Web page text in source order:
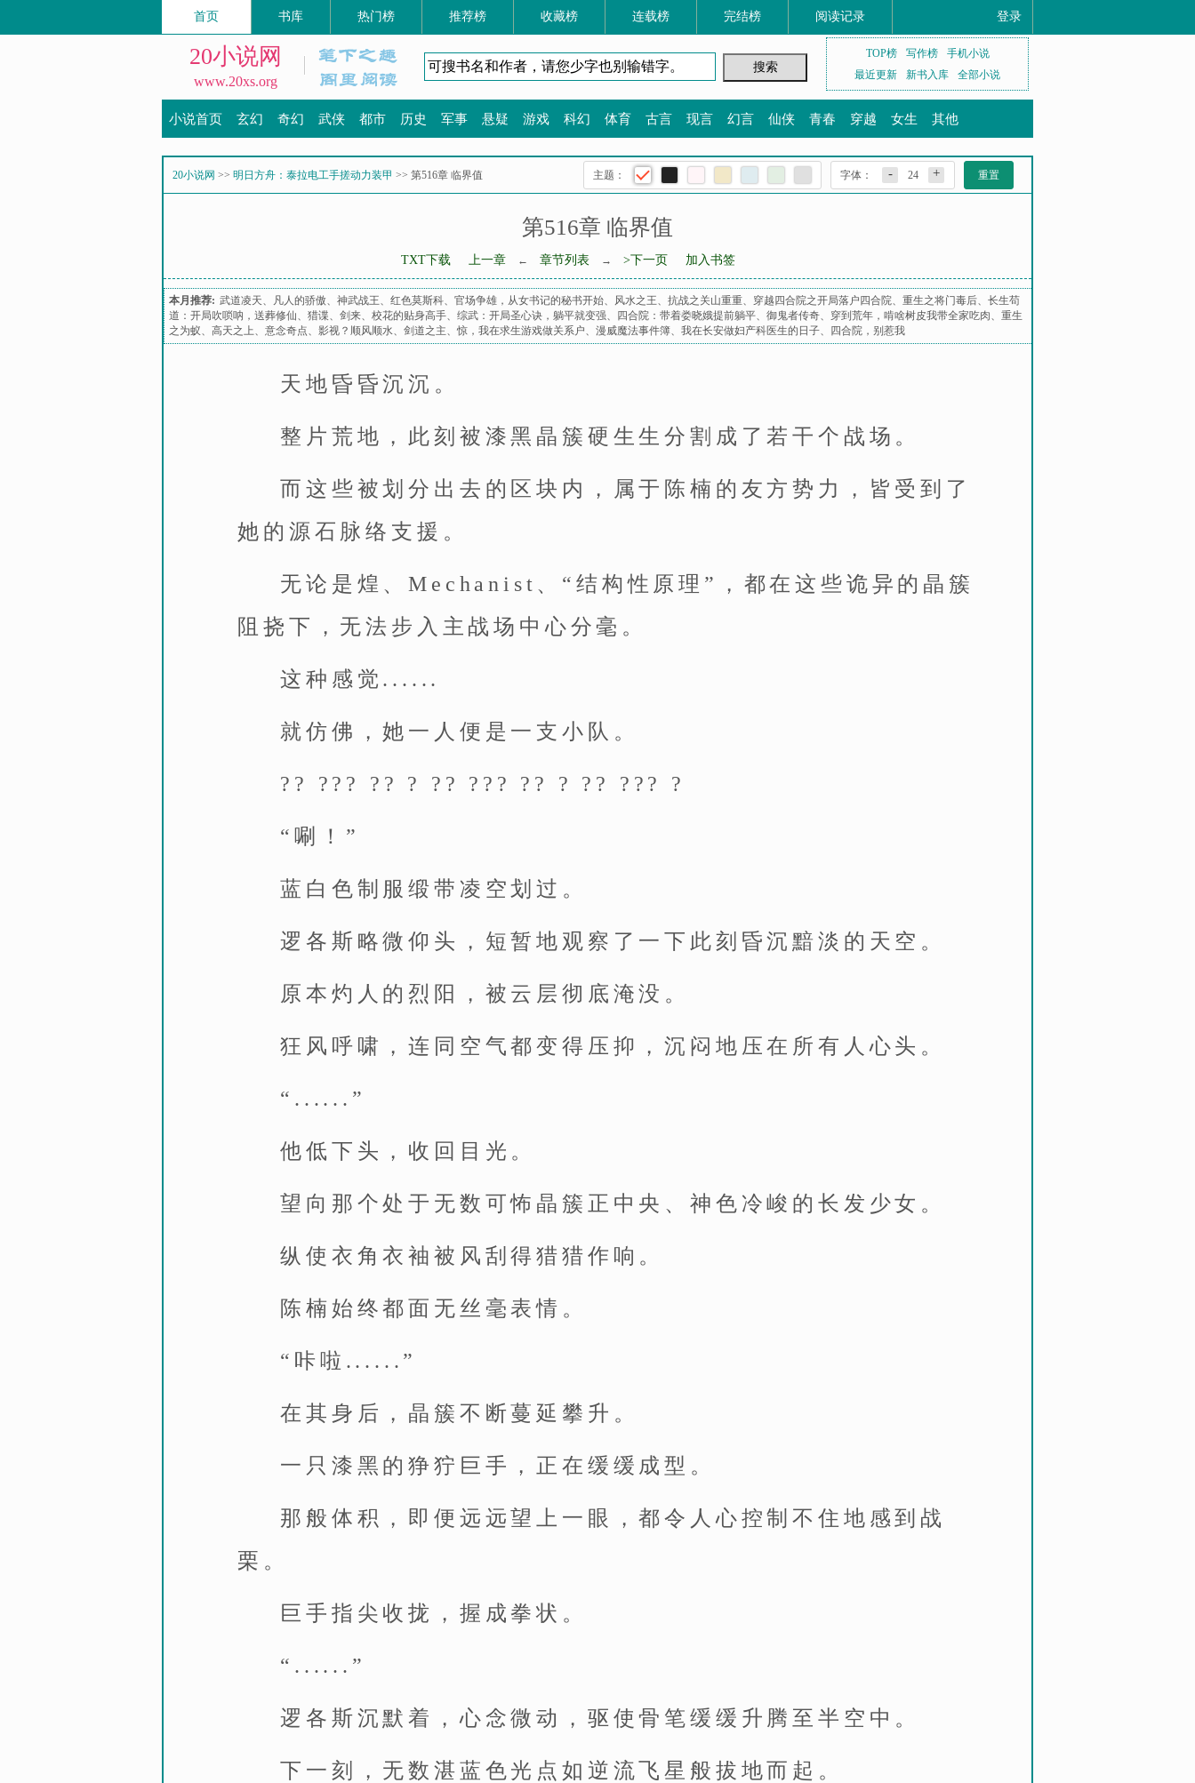
首页 书库 热门榜 推荐榜 收藏榜 连载榜 完结榜 阅读记录 登录
20小说网
www.20xs.org
TOP榜 写作榜
手机小说
最近更新
新书入库 全部小说
小说首页 玄幻 奇幻 武侠 都市 历史 军事 悬疑 游戏 科幻 体育 古言 现言 幻言 仙侠 青春 穿越 女生 其他
20小说网 >> 明日方舟：泰拉电工手搓动力装甲 >> 第516章 临界值 主题： 字体： - 24 + 重置
第516章 临界值
TXT下载 上一章 ← 章节列表 → >下一页 加入书签
本月推荐: 武道凌天、 凡人的骄傲、 神武战王、 红色莫斯科、 官场争雄，从女书记的秘书开始、 风水之王、 抗战之关山重重、 穿越四合院之开局落户四合院、 重生之将门毒后、 长生苟
道：开局吹唢呐，送葬修仙、 猎谍、 剑来、 校花的贴身高手、 综武：开局圣心诀，躺平就变强、 四合院：带着娄晓娥提前躺平、 御鬼者传奇、 穿到荒年，啃啥树皮我带全家吃肉、 重生
之为蚁、 高天之上、 意念奇点、 影视？顺风顺水、 剑道之主、惊，我在求生游戏做关系户、 漫威魔法事件簿、 我在长安做妇产科医生的日子、 四合院，别惹我
天地昏昏沉沉。
整片荒地，此刻被漆黑晶簇硬生生分割成了若干个战场。
而这些被划分出去的区块内，属于陈楠的友方势力，皆受到了
她的源石脉络支援。
无论是煌、Mechanist、“结构性原理”，都在这些诡异的晶簇
阻挠下，无法步入主战场中心分毫。
这种感觉......
就仿佛，她一人便是一支小队。
?? ??? ?? ? ?? ??? ?? ? ?? ??? ?
“唰！”
蓝白色制服缎带凌空划过。
逻各斯略微仰头，短暂地观察了一下此刻昏沉黯淡的天空。
原本灼人的烈阳，被云层彻底淹没。
狂风呼啸，连同空气都变得压抑，沉闷地压在所有人心头。
“......”
他低下头，收回目光。
望向那个处于无数可怖晶簇正中央、神色冷峻的长发少女。
纵使衣角衣袖被风刮得猎猎作响。
陈楠始终都面无丝毫表情。
“咔啦......”
在其身后，晶簇不断蔓延攀升。
一只漆黑的狰狞巨手，正在缓缓成型。
那般体积，即便远远望上一眼，都令人心控制不住地感到战
栗。
巨手指尖收拢，握成拳状。
“......”
逻各斯沉默着，心念微动，驱使骨笔缓缓升腾至半空中。
下一刻，无数湛蓝色光点如逆流飞星般拔地而起。